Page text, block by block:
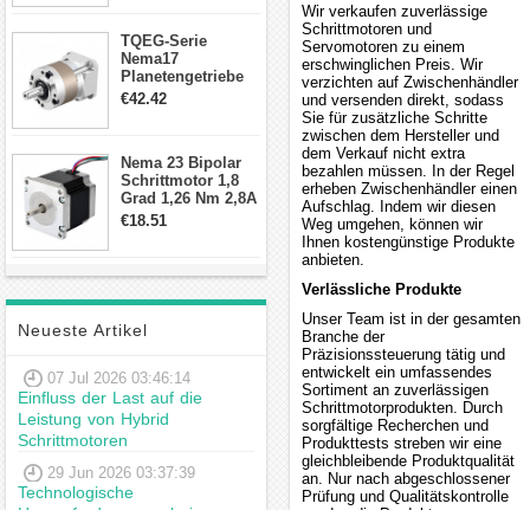
TQEG-Serie
Nema17
Planetengetriebe
10:1 Spiel 15Arc-
€42.42
Nema 23 Bipolar
Schrittmotor 1,8
Grad 1,26 Nm 2,8A
2,5V 4 Drähte
€18.51
Neueste Artikel
07 Jul 2026 03:46:14
Einfluss der Last auf die
Leistung von Hybrid
Schrittmotoren
29 Jun 2026 03:37:39
Technologische
Wir verkaufen zuverlässige
Schrittmotoren und
Servomotoren zu einem
erschwinglichen Preis. Wir
verzichten auf Zwischenhändler
und versenden direkt, sodass
Sie für zusätzliche Schritte
zwischen dem Hersteller und
dem Verkauf nicht extra
bezahlen müssen. In der Regel
erheben Zwischenhändler einen
Aufschlag. Indem wir diesen
Weg umgehen, können wir
Ihnen kostengünstige Produkte
anbieten.
Verlässliche Produkte
Unser Team ist in der gesamten
Branche der
Präzisionssteuerung tätig und
entwickelt ein umfassendes
Sortiment an zuverlässigen
Schrittmotorprodukten. Durch
sorgfältige Recherchen und
Produkttests streben wir eine
gleichbleibende Produktqualität
an. Nur nach abgeschlossener
Prüfung und Qualitätskontrolle